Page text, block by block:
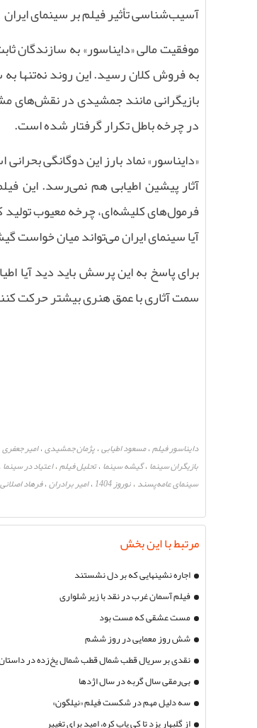
آسیب‌شناسی تأثیر فیلم بر سینمای ایران
موفقیت مالی «دایناسور» به سازندگان
به فروش کلان رسید. این روند نه‌تنها
بازیگرانی مانند جمشیدی در نقش‌های
در چرخه باطل تکرار گرفتار شده است.
«دایناسور» نماد بارز این دوگانگی
آثار پیشین اطیابی هم نمی‌رسد. این
فرمول‌های کلیشه‌ای، چرخه معیوب
آیا سینمای ایران می‌تواند میان خواست
برای پاسخ به این پرسش باید دید آیا
سمت آثاری با عمق هنری بیشتر حرکت
دایناسور فیلم،مسعود اطیابی،پژمان جمشیدی،امیر جعفری
بازیگران سینما ،گیشه سینما ،تحلیل فیلم،اعتیاد در سینما
سینمای عامه‌پسند ،نوروز 1404 ،امیر برادران،فرهاد اصلانی
مرتبط با این بخش
اجاره نشینهایی که بر دل نشستند
فیلم آسمان غرب در نقد با زیر شلواری
مست عشقی که مست بود
شش روز معمایی در روز ششم
نقدی بر سریال قطب شمال قطب شمال یخ‌زده در
بی‌رمقی سال گربه در سال اژدها
سه دلیل مهم در شکست فیلم «نیلگون»
از گلبهار یزد تا کی پاپ کره، امید برای تغییر